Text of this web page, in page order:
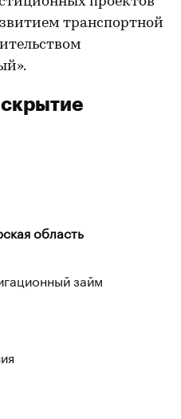
транспортной
область
займ